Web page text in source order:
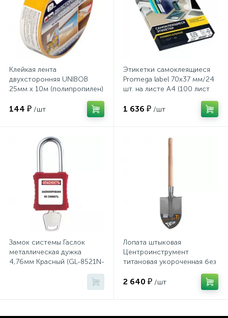
Клейкая лента
двухсторонняя UNIBOB
25мм х 10м (полипропилен)
144 ₽ /шт
Этикетки самоклеящиеся
Promega label 70х37 мм/24
шт. на листе А4 (100 лист
1 636 ₽ /шт
Замок системы Гаслок
металлическая дужка
4,76мм Красный (GL-8521N-
Лопата штыковая
Центроинструмент
титановая укороченная без
2 640 ₽ /шт
Цветочницы
Шкафы
Шкафы для бумаг
Шкафы для одежды
Шкафы для сумок
Шкафы картотечные
Шкафы тамбурные
Школьная мебель
Ящики для ключей